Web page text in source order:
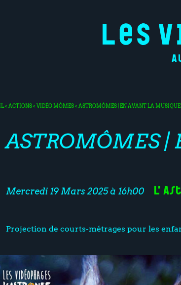
<ACTIONS<VIDÉO MÔMES< ASTROMÔMES | EN AVANT LA MUSIQUE
ASTROMÔMES |
Mercredi 19 Mars 2025 à 16h00
Projection de courts-métrages pour les